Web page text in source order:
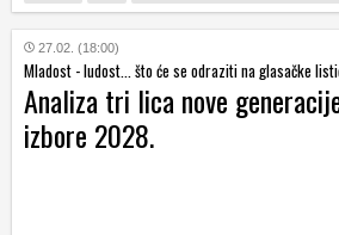
27.02. (18:00)
Mladost - ludost... što će se odraziti na glasačke
Analiza tri lica nove
izbore 2028.